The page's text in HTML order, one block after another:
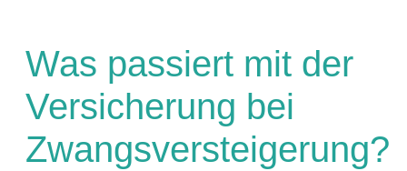
Was passiert mit der
Versicherung bei
Zwangsversteigerung?